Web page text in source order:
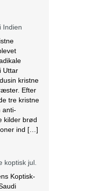
Indien
Uttar
kristne
Efter
tre kristne
anti-
kilder brød
ind […]
koptisk jul.
Koptisk-